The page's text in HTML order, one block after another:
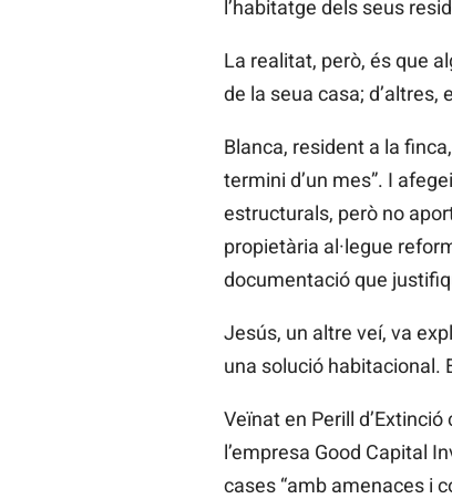
l’habitatge dels seus
La realitat, però, és que
de la seua casa;
Blanca, resident a la
termini d’un mes”. I
estructurals, però no
propietària al·legue
documentació que
Jesús, un altre veí, va
una solució habitacional.
Veïnat en Perill
l’empresa Good Capital
cases “amb amenaces i